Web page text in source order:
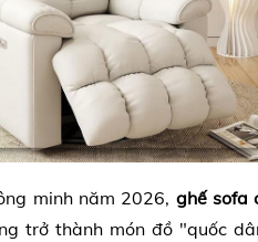
minh năm 2026, ghế sofa
trở thành món đồ "quốc